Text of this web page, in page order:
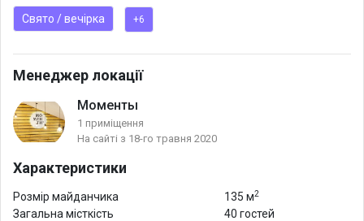
Ваші маленькі моменти проведені в нашому просторі, стануть
Свято / вечірка +6
Менеджер локації
Моменты
1 приміщення
На сайті з 18-го травня 2020
Характеристики
Розмір майданчика 135 м2
Загальна місткість 40 гостей